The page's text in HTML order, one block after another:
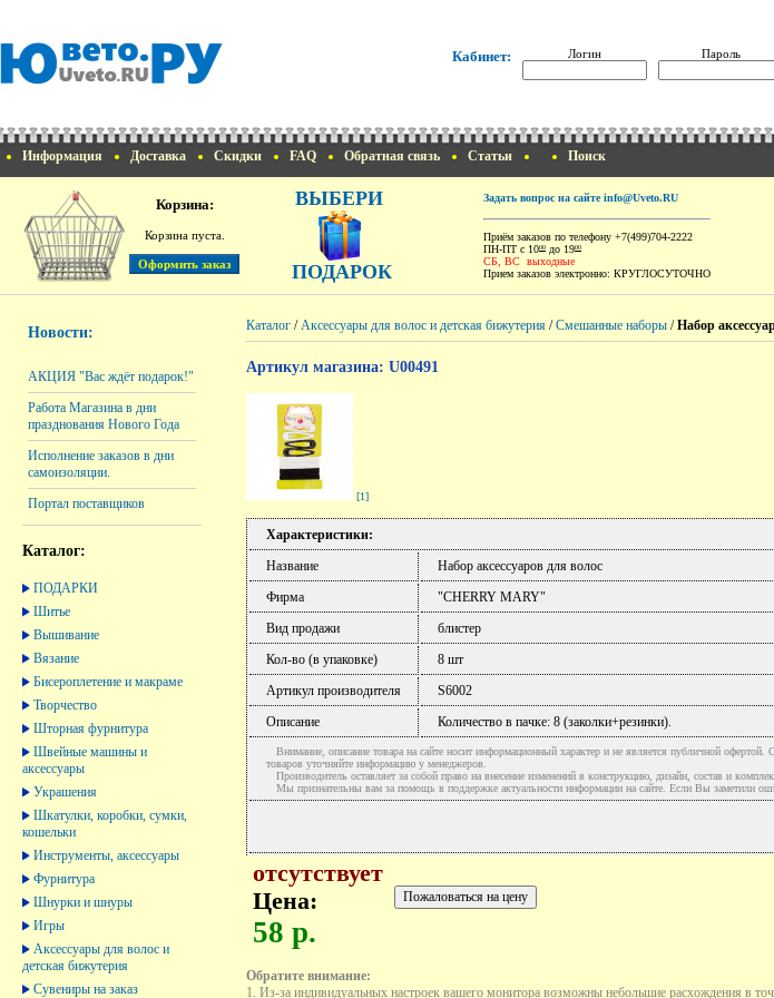
Кабинет: Логин Пароль
Информация Доставка Скидки FAQ Обратная связь Статьи Поиск
Корзина:
Корзина пуста.
ВЫБЕРИ
ПОДАРОК
Задать вопрос на сайте info@Uveto.RU
Приём заказов по телефону +7(499)704-2222
ПН-ПТ с 1000 до 1900
СБ, ВС выходные
Прием заказов электронно: КРУГЛОСУТОЧНО
Новости:
АКЦИЯ "Вас ждёт подарок!"
Работа Магазина в дни
празднования Нового Года
Исполнение заказов в дни
самоизоляции.
Портал поставщиков
Каталог:
ПОДАРКИ
Шитье
Вышивание
Вязание
Бисероплетение и макраме
Творчество
Шторная фурнитура
Швейные машины и
аксессуары
Украшения
Шкатулки, коробки, сумки,
кошельки
Инструменты, аксессуары
Фурнитура
Шнурки и шнуры
Игры
Аксессуары для волос и
детская бижутерия
Сувениры на заказ
Каталог /Аксессуары для волос и детская бижутерия /Смешанные наборы /Набор
Артикул магазина: U00491
[1]
Характеристики:
Название
Набор аксессуаров для волос
Фирма
"CHERRY MARY"
Вид продажи
блистер
Кол-во (в упаковке)
8 шт
Артикул производителя
S6002
Описание
Количество в пачке: 8 (заколки+резинки).
Внимание, описание товара на сайте носит информационный характер и не является публичной
товаров уточняйте информацию у менеджеров.
Производитель оставляет за собой право на внесение изменений в конструкцию, дизайн, состав и
Мы признательны вам за помощь в поддержке актуальности информации на сайте. Если Вы заметили
отсутствует
Цена:
58 р.
Обратите внимание:
1. Из-за индивидуальных настроек вашего монитора возможны небольшие расхождения в